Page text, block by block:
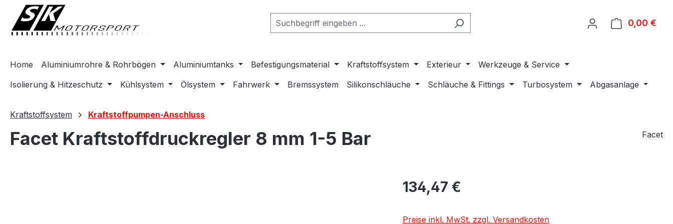
Zur Hauptnavigation springen
0,00 €
Home Aluminiumrohre & Rohrbögen Aluminiumtanks Befestigungsmaterial Kraftstoffsystem Exterieur
Werkzeuge & Service
Isolierung & Hitzeschutz
Kühlsystem Ölsystem Fahrwerk Bremssystem Silikonschläuche Schläuche & Fittings Turbosystem Abgasanlage
Kraftstoffsystem Kraftstoffpumpen-Anschluss
Facet Kraftstoffdruckregler 8 mm 1-5 Bar Facet
134,47 €
Preise inkl. MwSt. zzgl. Versandkosten